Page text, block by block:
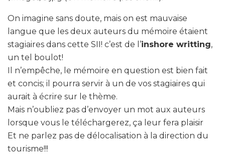
On imagine sans doute, mais on est mauvaise
langue que les deux auteurs du mémoire étaient
stagiaires dans cette SII! c’est de l’inshore writting,
un tel boulot!
Il n’empêche, le mémoire en question est bien fait
et concis; il pourra servir à un de vos stagiaires qui
aurait à écrire sur le thème.
Mais n’oubliez pas d’envoyer un mot aux auteurs
lorsque vous le téléchargerez, ça leur fera plaisir
Et ne parlez pas de délocalisation à la direction du
tourisme!!!